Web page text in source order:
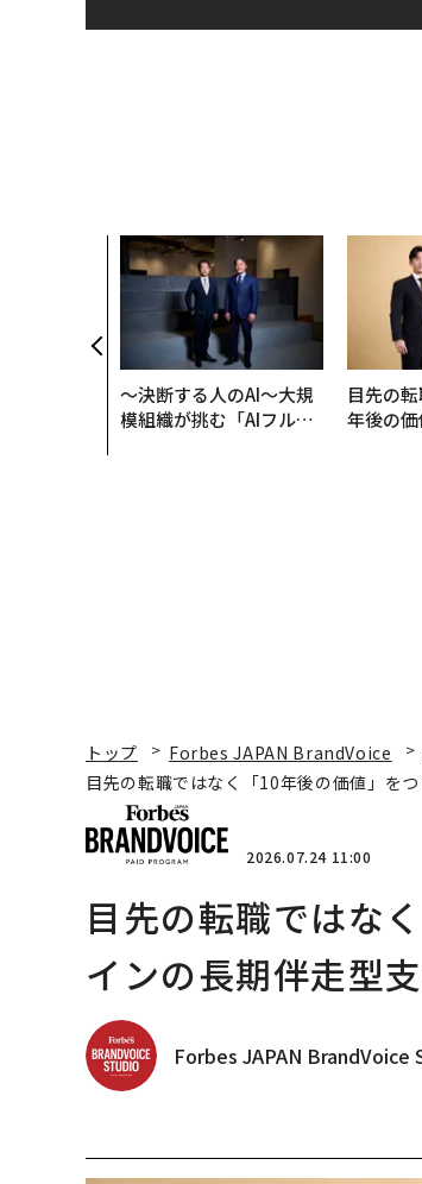
〜決断する人のAI〜大規
模組織が挑む「AIフル実
目先の
年後の
トップ Forbes JAPAN BrandVoice
目先の転職ではなく「10年後の価値」を
2026.07.24 11:00
目先の転職ではな
インの長期伴走型
Forbes JAPAN BrandVoice